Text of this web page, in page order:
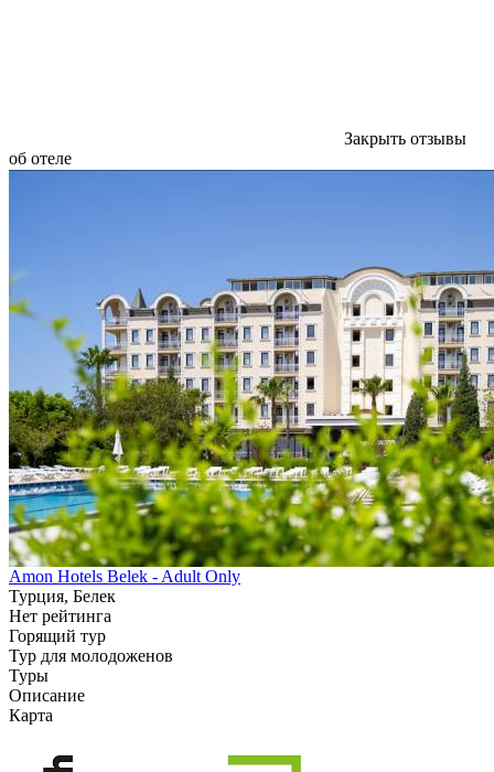
Закрыть отзывы
об отеле
Amon Hotels Belek - Adult Only
Турция, Белек
Нет рейтинга
Горящий тур
Тур для молодоженов
Туры
Описание
Карта